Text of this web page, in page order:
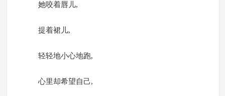
她咬着唇儿,
提着裙儿,
轻轻地小心地跑,
心里却希望自己,